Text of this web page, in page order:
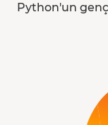
Python'un